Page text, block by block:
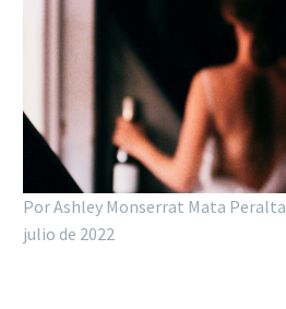
Por Ashley Monserrat Mata Peralta
julio de 2022